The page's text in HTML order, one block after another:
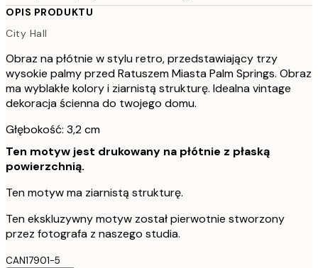
OPIS PRODUKTU
City Hall
Obraz na płótnie w stylu retro, przedstawiający trzy
wysokie palmy przed Ratuszem Miasta Palm Springs. Obraz
ma wyblakłe kolory i ziarnistą strukturę. Idealna vintage
dekoracja ścienna do twojego domu.
Głębokość: 3,2 cm
Ten motyw jest drukowany na płótnie z płaską
powierzchnią.
Ten motyw ma ziarnistą strukturę.
Ten ekskluzywny motyw został pierwotnie stworzony
przez fotografa z naszego studia.
CAN17901-5